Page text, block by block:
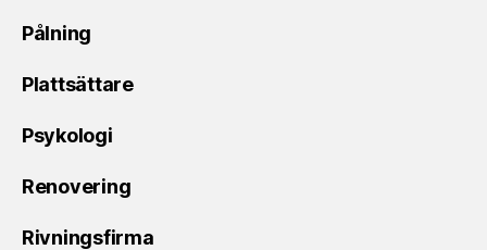
Pålning
Plattsättare
Psykologi
Renovering
Rivningsfirma